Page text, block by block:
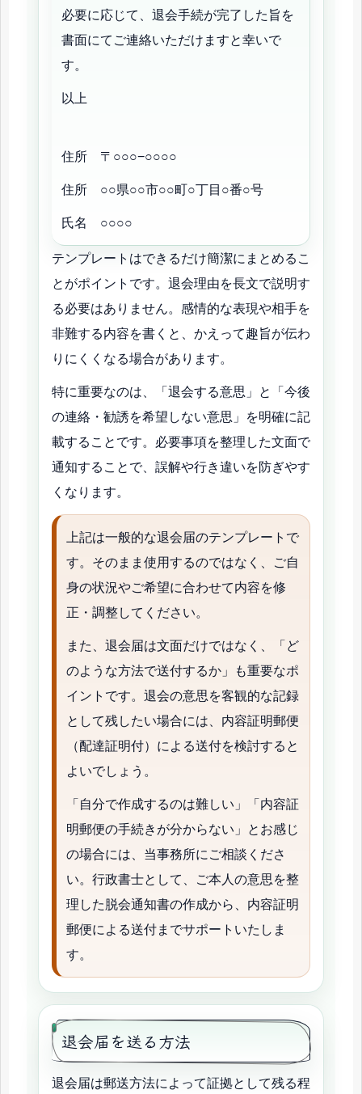
必要に応じて、退会手続が完了した旨を
書面にてご連絡いただけますと幸いで
す。
以上
住所 〒○○○−○○○○
住所 ○○県○○市○○町○丁目○番○号
氏名 ○○○○
テンプレートはできるだけ簡潔にまとめるこ
とがポイントです。退会理由を長文で説明す
る必要はありません。感情的な表現や相手を
非難する内容を書くと、かえって趣旨が伝わ
りにくくなる場合があります。
特に重要なのは、「退会する意思」と「今後
の連絡・勧誘を希望しない意思」を明確に記
載することです。必要事項を整理した文面で
通知することで、誤解や行き違いを防ぎやす
くなります。
上記は一般的な退会届のテンプレートで
す。そのまま使用するのではなく、ご自
身の状況やご希望に合わせて内容を修
正・調整してください。
また、退会届は文面だけではなく、「ど
のような方法で送付するか」も重要なポ
イントです。退会の意思を客観的な記録
として残したい場合には、内容証明郵便
（配達証明付）による送付を検討すると
よいでしょう。
「自分で作成するのは難しい」「内容証
明郵便の手続きが分からない」とお感じ
の場合には、当事務所にご相談くださ
い。行政書士として、ご本人の意思を整
理した脱会通知書の作成から、内容証明
郵便による送付までサポートいたしま
す。
退会届を送る方法
退会届は郵送方法によって証拠として残る程